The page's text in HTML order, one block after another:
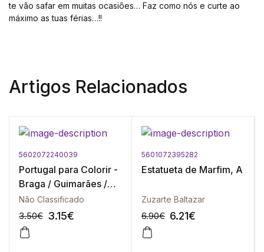
te vão safar em muitas ocasiões… Faz como nós e curte ao
máximo as tuas férias…!!
Artigos Relacionados
5602072240039
Portugal para Colorir -
Braga / Guimarães /
Viana do Castelo
Não Classificado
3.50€ 3.15€
5601072395282
Estatueta de Marfim, A
Zuzarte Baltazar
6.90€ 6.21€